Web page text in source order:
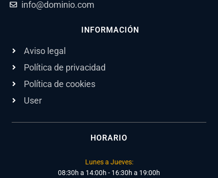
info@dominio.com
INFORMACIÓN
Aviso legal
Política de privacidad
Política de cookies
User
HORARIO
Lunes a Jueves:
08:30h a 14:00h - 16:30h a 19:00h